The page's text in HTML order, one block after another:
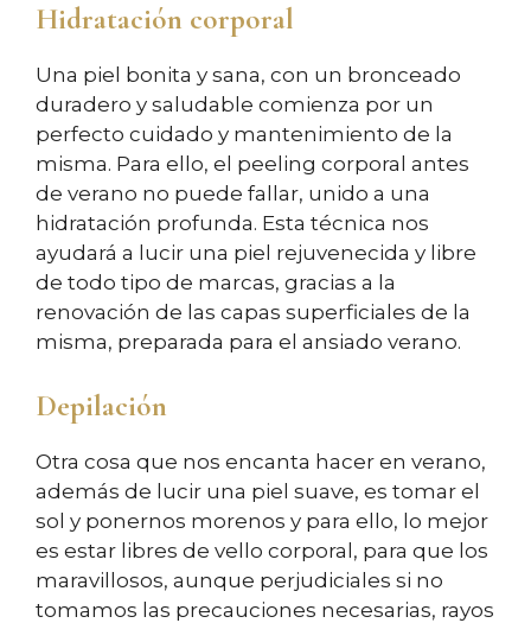
Hidratación corporal
Una piel bonita y sana, con un bronceado
duradero y saludable comienza por un
perfecto cuidado y mantenimiento de la
misma. Para ello, el peeling corporal antes
de verano no puede fallar, unido a una
hidratación profunda. Esta técnica nos
ayudará a lucir una piel rejuvenecida y libre
de todo tipo de marcas, gracias a la
renovación de las capas superficiales de la
misma, preparada para el ansiado verano.
Depilación
Otra cosa que nos encanta hacer en verano,
además de lucir una piel suave, es tomar el
sol y ponernos morenos y para ello, lo mejor
es estar libres de vello corporal, para que los
maravillosos, aunque perjudiciales si no
tomamos las precauciones necesarias, rayos